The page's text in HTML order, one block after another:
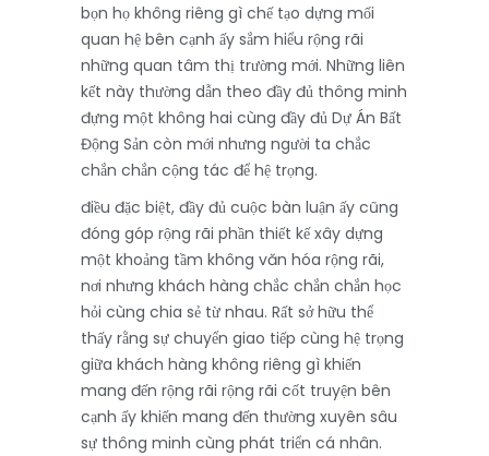
bọn họ không riêng gì chế tạo dựng mối
quan hệ bên cạnh ấy sắm hiểu rộng rãi
những quan tâm thị trường mới. Những liên
kết này thường dẫn theo đầy đủ thông minh
đựng một không hai cùng đầy đủ Dự Án Bất
Động Sản còn mới nhưng người ta chắc
chắn chắn cộng tác để hệ trọng.
điều đặc biệt, đầy đủ cuộc bàn luận ấy cũng
đóng góp rộng rãi phần thiết kế xây dựng
một khoảng tầm không văn hóa rộng rãi,
nơi nhưng khách hàng chắc chắn chắn học
hỏi cùng chia sẻ từ nhau. Rất sở hữu thể
thấy rằng sự chuyển giao tiếp cùng hệ trọng
giữa khách hàng không riêng gì khiến
mang đến rộng rãi rộng rãi cốt truyện bên
cạnh ấy khiến mang đến thường xuyên sâu
sự thông minh cùng phát triển cá nhân.